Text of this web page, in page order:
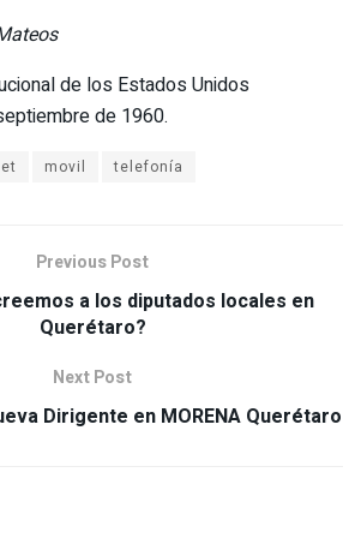
de los Estados Unidos
de 1960.
movil telefonía
Previous Post
a los diputados locales en
Querétaro?
Next Post
Dirigente en MORENA Querétaro